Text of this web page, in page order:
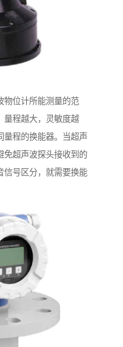
物位计所能测量的范
量程越大，灵敏度越
量程的换能器。当超声
免超声波探头接收到的
信号区分，就需要换能